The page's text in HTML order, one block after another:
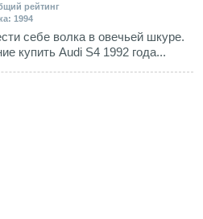
рейтинг
1994
себе волка в овечьей шкуре.
купить Audi S4 1992 года...